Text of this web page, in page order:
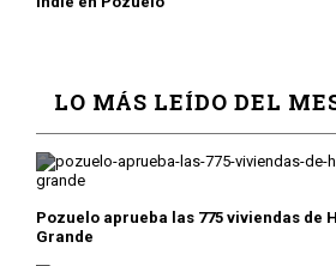
LO MÁS LEÍDO DEL
Pozuelo aprueba las 775 viviendas de
Grande